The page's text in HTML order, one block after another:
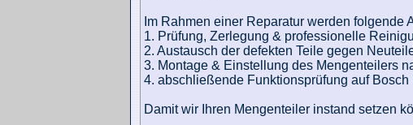
Im Rahmen einer Reparatur werden folgende
1. Prüfung, Zerlegung & professionelle
2. Austausch der defekten Teile gegen
3. Montage & Einstellung des Mengenteilers
4. abschließende Funktionsprüfung auf Bosch
Damit wir Ihren Mengenteiler instand setzen